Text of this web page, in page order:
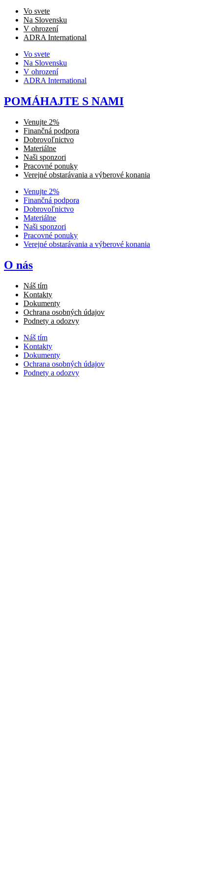
Vo svete
Na Slovensku
V ohrození
ADRA International
Vo svete
Na Slovensku
V ohrození
ADRA International
POMÁHAJTE S NAMI
Venujte 2%
Finančná podpora
Dobrovoľnictvo
Materiálne
Naši sponzori
Pracovné ponuky
Verejné obstarávania a výberové konania
Venujte 2%
Finančná podpora
Dobrovoľnictvo
Materiálne
Naši sponzori
Pracovné ponuky
Verejné obstarávania a výberové konania
O nás
Náš tím
Kontakty
Dokumenty
Ochrana osobných údajov
Podnety a odozvy
Náš tím
Kontakty
Dokumenty
Ochrana osobných údajov
Podnety a odozvy